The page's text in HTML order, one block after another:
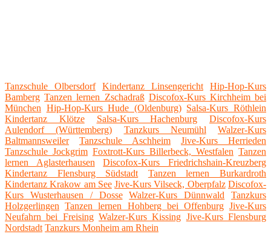
Tanzschule Olbersdorf Kindertanz Linsengericht
Hip-Hop-Kurs
Bamberg Tanzen lernen Zschadraß Discofox-Kurs Kirchheim bei
München Hip-Hop-Kurs Hude (Oldenburg) Salsa-Kurs Röthlein
Kindertanz Klötze
Salsa-Kurs Hachenburg
Discofox-Kurs
Aulendorf (Württemberg)
Tanzkurs Neumühl
Walzer-Kurs
Baltmannsweiler
Tanzschule Aschheim
Jive-Kurs Herrieden
Tanzschule Jockgrim Foxtrott-Kurs Billerbeck, Westfalen Tanzen
lernen Aglasterhausen
Discofox-Kurs Friedrichshain-Kreuzberg
Kindertanz Flensburg Südstadt
Tanzen lernen Burkardroth
Kindertanz Krakow am See Jive-Kurs Vilseck, Oberpfalz Discofox-
Kurs Wusterhausen / Dosse
Walzer-Kurs Dünnwald
Tanzkurs
Holzgerlingen Tanzen lernen Hohberg bei Offenburg Jive-Kurs
Neufahrn bei Freising Walzer-Kurs Kissing Jive-Kurs Flensburg
Nordstadt Tanzkurs Monheim am Rhein